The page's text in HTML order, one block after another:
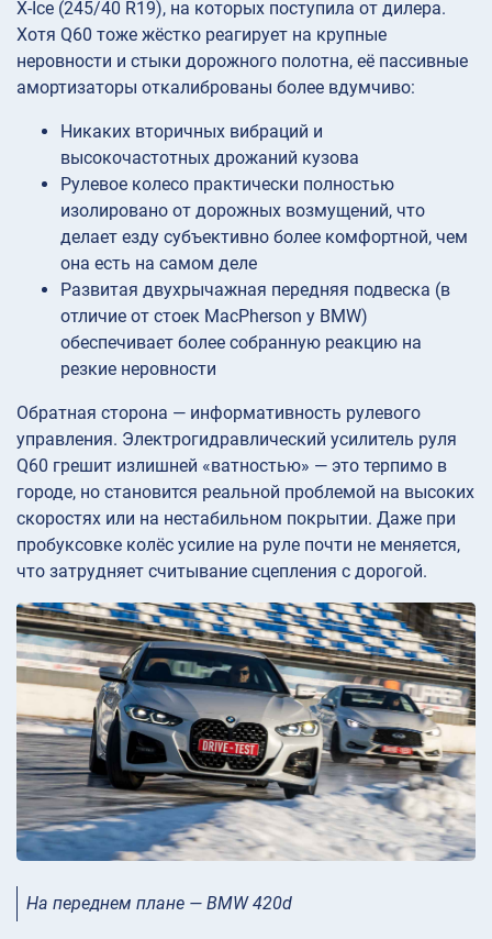
X-Ice (245/40 R19), на которых поступила от дилера.
Хотя Q60 тоже жёстко реагирует на крупные
неровности и стыки дорожного полотна, её пассивные
амортизаторы откалиброваны более вдумчиво:
Никаких вторичных вибраций и
высокочастотных дрожаний кузова
Рулевое колесо практически полностью
изолировано от дорожных возмущений, что
делает езду субъективно более комфортной, чем
она есть на самом деле
Развитая двухрычажная передняя подвеска (в
отличие от стоек MacPherson у BMW)
обеспечивает более собранную реакцию на
резкие неровности
Обратная сторона — информативность рулевого
управления. Электрогидравлический усилитель руля
Q60 грешит излишней «ватностью» — это терпимо в
городе, но становится реальной проблемой на высоких
скоростях или на нестабильном покрытии. Даже при
пробуксовке колёс усилие на руле почти не меняется,
что затрудняет считывание сцепления с дорогой.
На переднем плане — BMW 420d